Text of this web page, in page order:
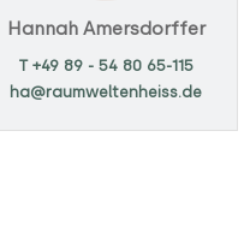
Hannah Amersdorffer
T +49 89 - 54 80 65-115
ha@raumweltenheiss.de